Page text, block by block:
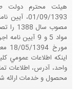
01/09/
مصوب
اينکه اطلاعات عمومي
واحد، آدرس، اطلاعات
محصول و خدمات ارائه